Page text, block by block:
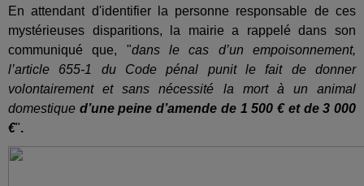
En attendant d'identifier la personne responsable de ces
mystérieuses disparitions, la mairie a rappelé dans son
communiqué que, "dans le cas d’un empoisonnement,
l’article 655-1 du Code pénal punit le fait de donner
volontairement et sans nécessité la mort à un animal
domestique d’une peine d’amende de 1 500 € et de 3 000
€".